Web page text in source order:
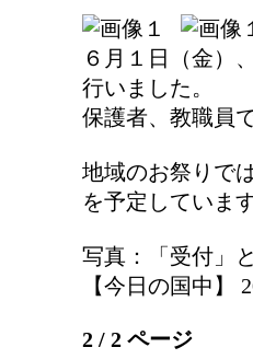
６月１日（金）
行いました。
保護者、教職員
地域のお祭りで
を予定していま
写真：「受付」
【今日の国中】
2 / 2 ページ